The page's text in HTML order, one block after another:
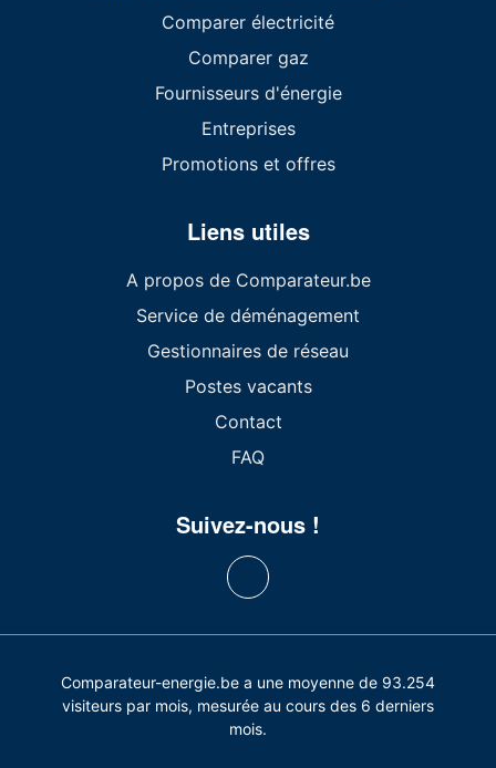
Comparer électricité
Comparer gaz
Fournisseurs d'énergie
Entreprises
Promotions et offres
Liens utiles
A propos de Comparateur.be
Service de déménagement
Gestionnaires de réseau
Postes vacants
Contact
FAQ
Suivez-nous !
Comparateur-energie.be a une moyenne de 93.254
visiteurs par mois, mesurée au cours des 6 derniers
mois.